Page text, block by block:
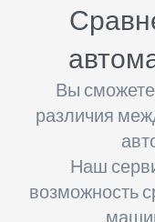
Вы
различия
Наш
возможность